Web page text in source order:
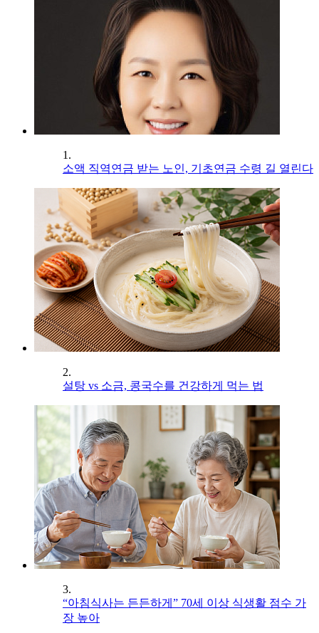
1.
소액 직역연금 받는 노인, 기초연금 수령 길 열린다
2.
설탕 vs 소금, 콩국수를 건강하게 먹는 법
3.
“아침식사는 든든하게” 70세 이상 식생활 점수 가
장 높아